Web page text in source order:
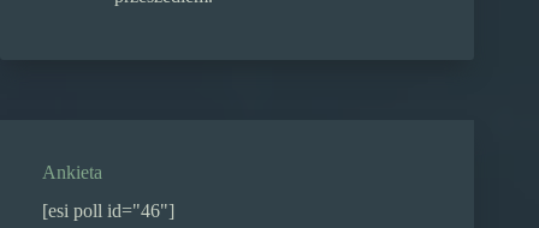
Ankieta
[esi poll id="46"]